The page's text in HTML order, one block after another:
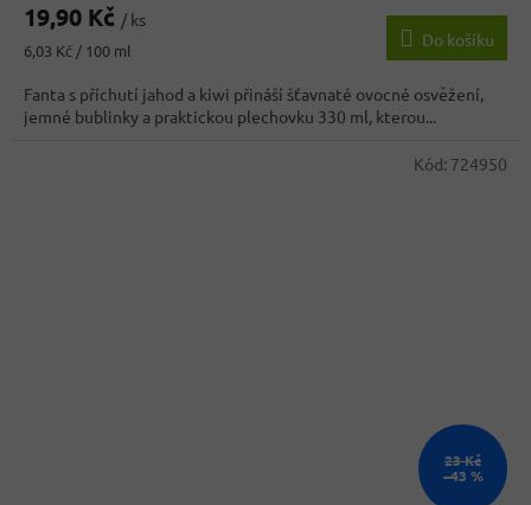
produktu
5,0
z
5
hvězdiček.
19,90 Kč / ks
Měrná
6,03 Kč / 100 ml
Do košíku
Fanta s příchutí jahod a kiwi přináší šťavnaté ovocné osvěžení,
jemné bublinky a praktickou plechovku 330 ml, kterou...
23 Kč
–43 %
Kód: 724950